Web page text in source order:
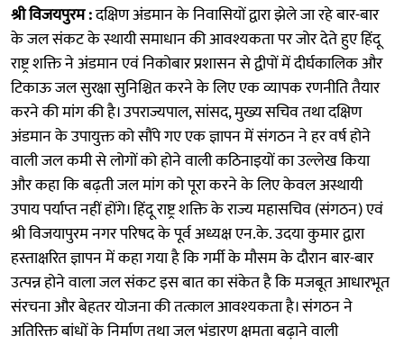
श्री विजयपुरम :दक्षिण अंडमान के निवासियों द्वारा झेले जा रहे बार-बार
के जल संकट के स्थायी समाधान की आवश्यकता पर जोर देते हुए हिंदू
राष्ट्र शक्ति ने अंडमान एवं निकोबार प्रशासन से द्वीपों में दीर्घकालिक और
टिकाऊ जल सुरक्षा सुनिश्चित करने के लिए एक व्यापक रणनीति तैयार
करने की मांग की है। उपराज्यपाल, सांसद, मुख्य सचिव तथा दक्षिण
अंडमान के उपायुक्त को सौंपे गए एक ज्ञापन में संगठन ने हर वर्ष होने
वाली जल कमी से लोगों को होने वाली कठिनाइयों का उल्लेख किया
और कहा कि बढ़ती जल मांग को पूरा करने के लिए केवल अस्थायी
उपाय पर्याप्त नहीं होंगे। हिंदू राष्ट्र शक्ति के राज्य महासचिव (संगठन) एवं
श्री विजयापुरम नगर परिषद के पूर्व अध्यक्ष एन.के. उदया कुमार द्वारा
हस्ताक्षरित ज्ञापन में कहा गया है कि गर्मी के मौसम के दौरान बार-बार
उत्पन्न होने वाला जल संकट इस बात का संकेत है कि मजबूत आधारभूत
संरचना और बेहतर योजना की तत्काल आवश्यकता है। संगठन ने
अतिरिक्त बांधों के निर्माण तथा जल भंडारण क्षमता बढ़ाने वाली